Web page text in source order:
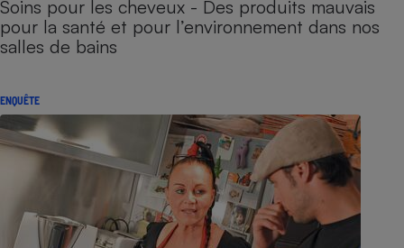
Soins pour les cheveux - Des produits mauvais
pour la santé et pour l’environnement dans nos
salles de bains
ENQUÊTE